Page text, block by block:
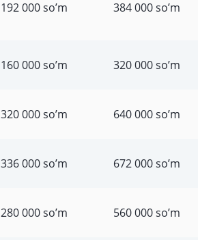
192 000 so’m 384 000 so’m
160 000 so’m 320 000 so’m
320 000 so’m 640 000 so’m
336 000 so’m 672 000 so’m
280 000 so’m 560 000 so’m